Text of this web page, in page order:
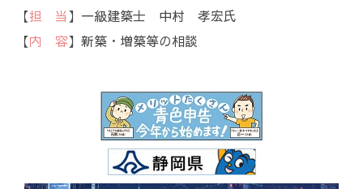
【担 当】一級建築士 中村 孝宏氏
【内 容】新築・増築等の相談